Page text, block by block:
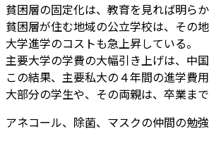
貧困層の固定化は、教育を見れば明らか
貧困層が住む地域の公立学校は、その
大学進学のコストも急上昇している。
主要大学の学費の大幅引き上げは、中
この結果、主要私大の４年間の進学費
大部分の学生や、その両親は、卒業ま
アネコール、除菌、マスクの仲間の勉